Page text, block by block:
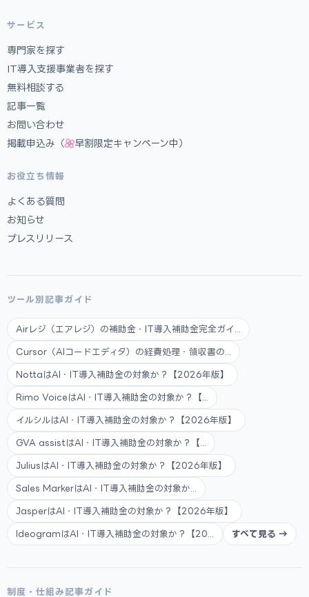
サービス
専門家を探す
IT導入支援事業者を探す
無料相談する
記事一覧
お問い合わせ
掲載申込み（
早割限定キャンペーン中）
お役立ち情報
よくある質問
お知らせ
プレスリリース
ツール別記事ガイド
Airレジ（エアレジ）の補助金・IT導入補助金完全ガイ...
Cursor（AIコードエディタ）の経費処理・領収書の...
NottaはAI・IT導入補助金の対象か？【2026年版】
Rimo VoiceはAI・IT導入補助金の対象か？【...
イルシルはAI・IT導入補助金の対象か？【2026年版】
GVA assistはAI・IT導入補助金の対象か？【...
JuliusはAI・IT導入補助金の対象か？【2026年版】
Sales MarkerはAI・IT導入補助金の対象か...
JasperはAI・IT導入補助金の対象か？【2026年版】
IdeogramはAI・IT導入補助金の対象か？【20... すべて見る →
制度・仕組み記事ガイド